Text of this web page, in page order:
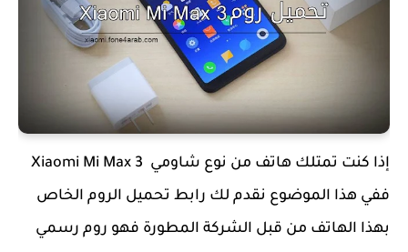
إذا كنت تمتلك هاتف من نوع شاومي Xiaomi Mi Max 3
ففي هذا الموضوع نقدم لك رابط تحميل الروم الخاص
بهذا الهاتف من قبل الشركة المطورة فهو روم رسمي